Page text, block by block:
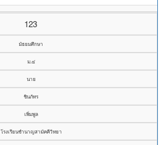
123
มัธยมศึกษา
ม.๔
นาย
ชินภัทร
เพิ่มพูล
โรงเรียนชำนาญสามัคคีวิทยา